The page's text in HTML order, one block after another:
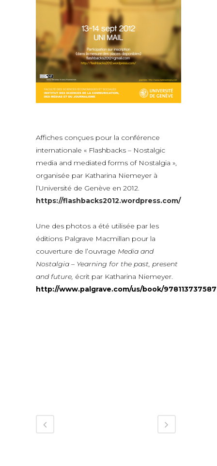
Affiches conçues pour la conférence
internationale « Flashbacks – Nostalgic
media and mediated forms of Nostalgia »,
organisée par Katharina Niemeyer à
l’Université de Genève en 2012.
https://flashbacks2012.wordpress.com/
Une des photos a été utilisée par les
éditions Palgrave Macmillan pour la
couverture de l’ouvrage Media and
Nostalgia – Yearning for the past, present
and future, écrit par Katharina Niemeyer.
http://www.palgrave.com/us/book/